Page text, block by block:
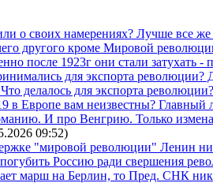
о своих намерениях? Лучше все же
другого кроме Мировой
после 1923г они стали затухать -
для экспорта
делалось для экспорта революции?
в Европе вам неизвестны?
И про Венгрию. Только
09:52)
"мировой революции" Ленин
Россию ради свершения
марш на Берлин, то Пред. СНК